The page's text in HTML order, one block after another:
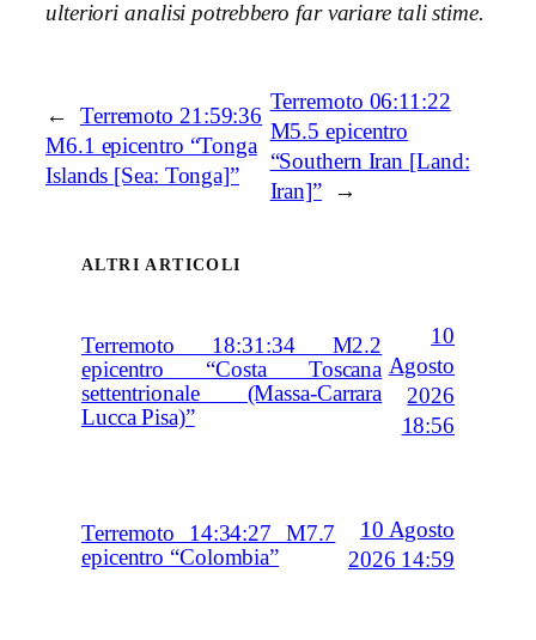
ulteriori analisi potrebbero far variare tali stime.
←
Terremoto 21:59:36
M6.1 epicentro “Tonga
Islands [Sea: Tonga]”
Terremoto 06:11:22
M5.5 epicentro
“Southern Iran [Land:
Iran]”
→
ALTRI ARTICOLI
Terremoto 18:31:34 M2.2
epicentro “Costa Toscana
settentrionale (Massa-Carrara
Lucca Pisa)”
10
Agosto
2026
18:56
Terremoto 14:34:27 M7.7
epicentro “Colombia”
10 Agosto
2026 14:59